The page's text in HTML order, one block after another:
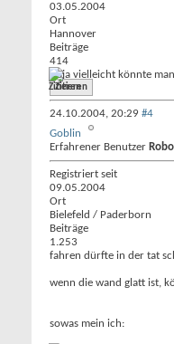
03.05.2004
Ort
Hannover
Beiträge
414
Naja vielleicht könnte
Zitieren
24.10.2004, 20:29 #4
Goblin
Erfahrener Benutzer
Registriert seit
09.05.2004
Ort
Bielefeld / Paderborn
Beiträge
1.253
fahren dürfte in der tat
wenn die wand glatt ist,
sowas mein ich: